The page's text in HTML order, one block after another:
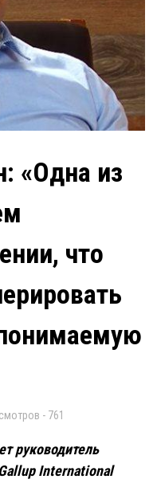
«Одна из
что
- 761
руководитель
International